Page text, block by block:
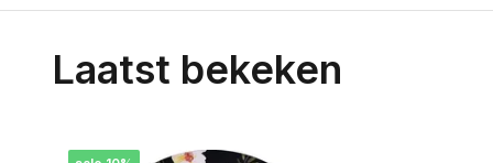
Laatst bekeken